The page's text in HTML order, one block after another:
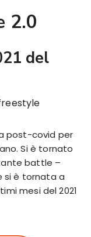
2.0
del
post-covid per
Si è tornato
battle –
si è tornata a
mesi del 2021